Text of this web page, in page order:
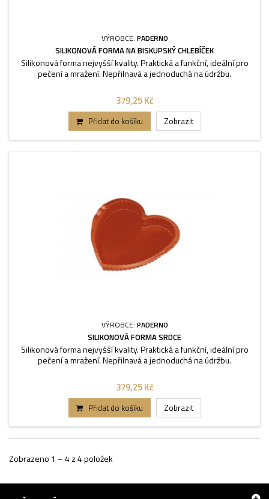
VÝROBCE: PADERNO
SILIKONOVÁ FORMA NA BISKUPSKÝ CHLEBÍČEK
Silikonová forma nejvyšší kvality. Praktická a funkční, ideální pro
pečení a mražení. Nepřilnavá a jednoduchá na údržbu.
379,25 Kč
Přidat do košíku Zobrazit
VÝROBCE: PADERNO
SILIKONOVÁ FORMA SRDCE
Silikonová forma nejvyšší kvality. Praktická a funkční, ideální pro
pečení a mražení. Nepřilnavá a jednoduchá na údržbu.
379,25 Kč
Přidat do košíku Zobrazit
Zobrazeno 1 – 4 z 4 položek